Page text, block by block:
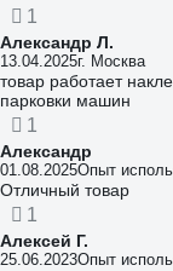
1
Александр Л.
13.04.2025г. Москва
товар работает
парковки машин
1
Александр
01.08.2025Опыт
Отличный товар
1
Алексей Г.
25.06.2023Опыт